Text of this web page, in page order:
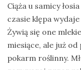
Ciąża u samicy
czasie klępa
Żywią się one
miesiące, ale już
pokarm roślinny.